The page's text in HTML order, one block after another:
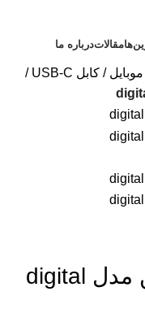
مقالاتدرباره ما
کابل USB-C
کابل USB-C گرین لاین مدل digital